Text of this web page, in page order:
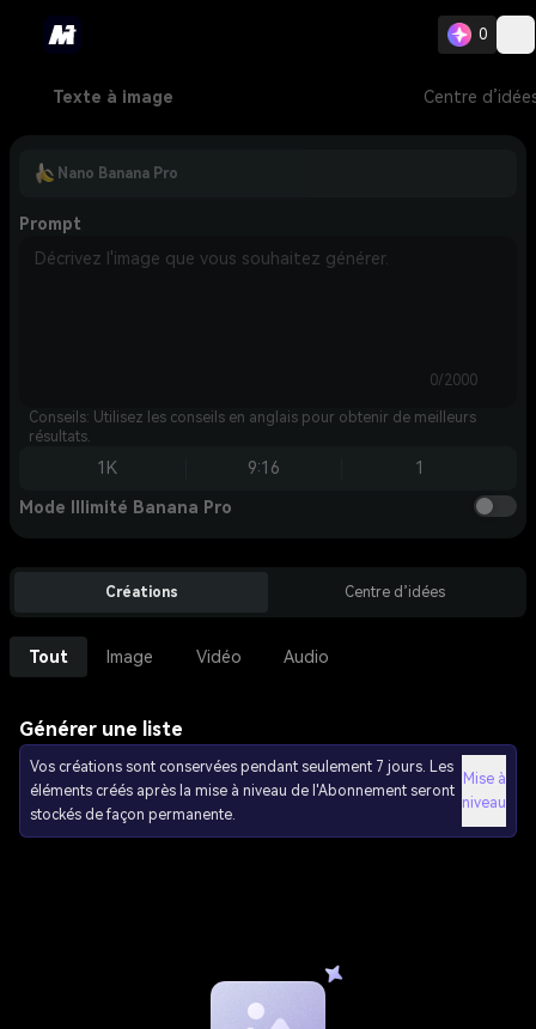
0
Texte à image Centre
Nano Banana Pro
Prompt
0/2000
Conseils: Utilisez les conseils en anglais pour obtenir de meilleurs
résultats.
1K 9:16 1
Mode Illimité Banana Pro
Créations Centre d’idées
Tout Image Vidéo Audio
Générer une liste
Vos créations sont conservées pendant seulement 7 jours. Les
éléments créés après la mise à niveau de l'Abonnement seront
stockés de façon permanente.
Mise à
niveau